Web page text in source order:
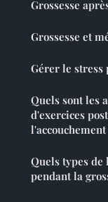
Grossesse
Grossesse et
Gérer le stress
Quels sont les
d'exercices
l'accouchement
Quels types
pendant la